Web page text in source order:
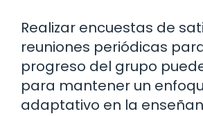
Realizar encuestas de
reuniones periódicas
progreso del grupo
para mantener un
adaptativo en la